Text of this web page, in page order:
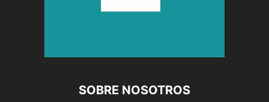
SOBRE NOSOTROS